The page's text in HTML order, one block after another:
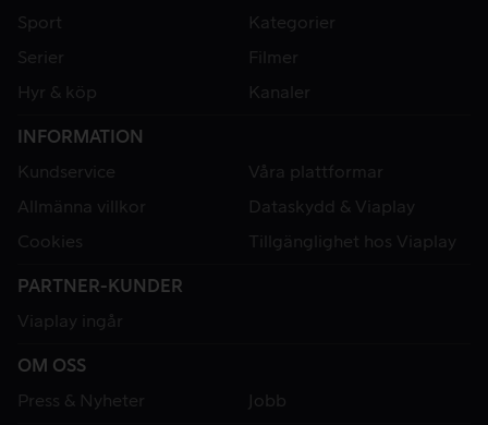
Sport
Kategorier
Serier
Filmer
Hyr & köp
Kanaler
INFORMATION
Kundservice
Våra plattformar
Allmänna villkor
Dataskydd & Viaplay
Cookies
Tillgänglighet hos Viaplay
PARTNER-KUNDER
Viaplay ingår
OM OSS
Press & Nyheter
Jobb